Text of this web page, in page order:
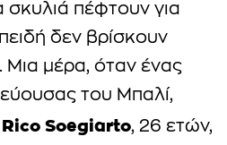
σκυλιά πέφτουν για
δεν βρίσκουν
μέρα, όταν ένας
του Μπαλί,
Rico Soegiarto, 26 ετών,